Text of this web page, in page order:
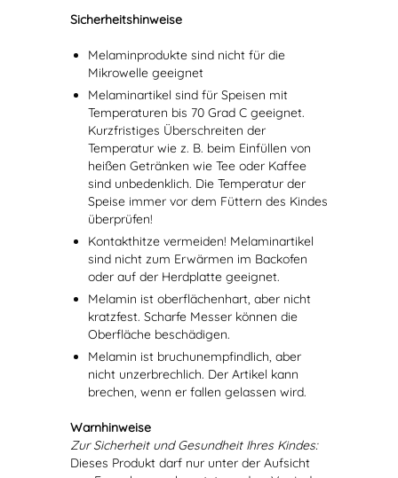
Sicherheitshinweise
Melaminprodukte sind nicht für die
Mikrowelle geeignet
Melaminartikel sind für Speisen mit
Temperaturen bis 70 Grad C geeignet.
Kurzfristiges Überschreiten der
Temperatur wie z. B. beim Einfüllen von
heißen Getränken wie Tee oder Kaffee
sind unbedenklich. Die Temperatur der
Speise immer vor dem Füttern des Kindes
überprüfen!
Kontakthitze vermeiden! Melaminartikel
sind nicht zum Erwärmen im Backofen
oder auf der Herdplatte geeignet.
Melamin ist oberflächenhart, aber nicht
kratzfest. Scharfe Messer können die
Oberfläche beschädigen.
Melamin ist bruchunempfindlich, aber
nicht unzerbrechlich. Der Artikel kann
brechen, wenn er fallen gelassen wird.
Warnhinweise
Zur Sicherheit und Gesundheit Ihres Kindes:
Dieses Produkt darf nur unter der Aufsicht